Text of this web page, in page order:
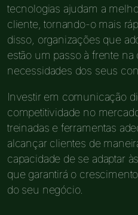
tecnologias ajudam a
cliente, tornando-o mais
disso, organizações que
estão um passo à frente
necessidades dos seus
Investir em comunicação
competitividade no
treinadas e ferramentas
alcançar clientes de
capacidade de se adaptar
que garantirá o
do seu negócio.